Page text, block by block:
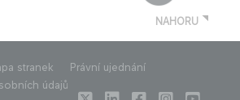
NAHORU
stranek
Právní ujednání
údajů